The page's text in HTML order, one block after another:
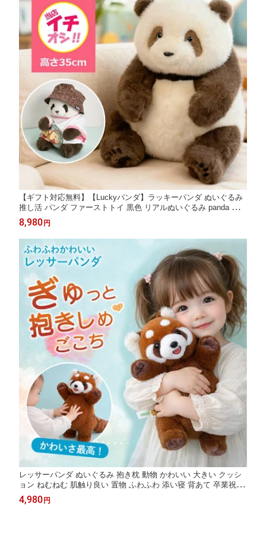
【ギフト対応無料】【Luckyパンダ】ラッキーパンダ ぬいぐるみ
推し活 パンダ ファーストトイ 黒色 リアルぬいぐるみ panda パン
ダぬいぐるみ どうぶつ 抱き枕 リアル ふわふわ 本物そっくり か
わいい 大きい 動物 お見舞い 入院 可愛い 添寝枕 添い寝 35cm
8,980 円
レッサーパンダ ぬいぐるみ 抱き枕 動物 かわいい 大きい クッシ
ョン ねむねむ 肌触り良い 置物 ふわふわ 添い寝 背あて 卒業祝い
入学祝い 贈り物 誕生日 子供の日 お正月 クリスマスプレゼント
4,980 円